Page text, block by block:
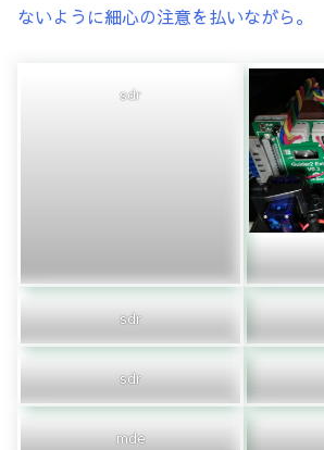
ないように細心の注意を払いながら。
sdr
sdr
sdr
mde